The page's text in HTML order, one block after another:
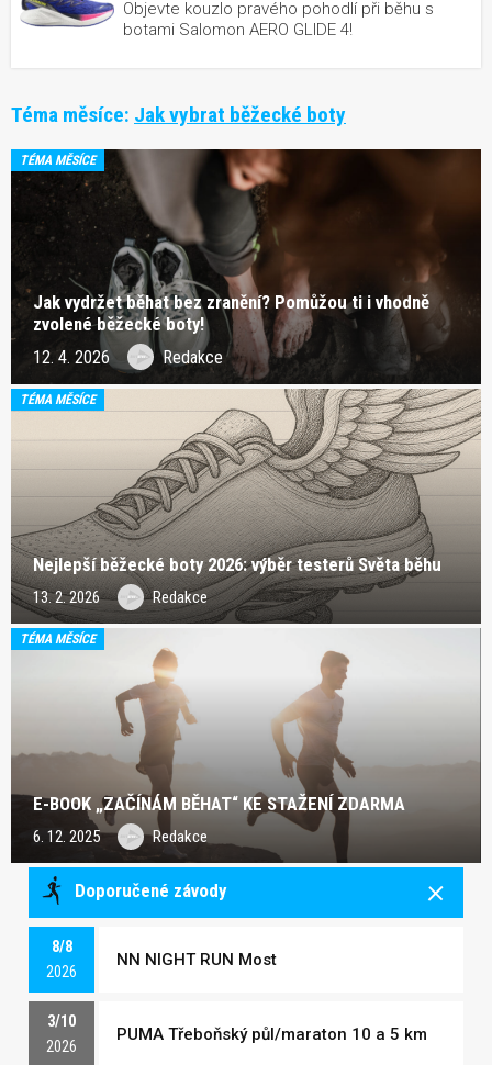
Objevte kouzlo pravého pohodlí při běhu s
botami Salomon AERO GLIDE 4!
Téma měsíce: Jak vybrat běžecké boty
TÉMA MĚSÍCE
Jak vydržet běhat bez zranění? Pomůžou ti i vhodně
zvolené běžecké boty!
12. 4. 2026 Redakce
TÉMA MĚSÍCE
Nejlepší běžecké boty 2026: výběr testerů Světa běhu
13. 2. 2026 Redakce
TÉMA MĚSÍCE
E-BOOK „ZAČÍNÁM BĚHAT“ KE STAŽENÍ ZDARMA
6. 12. 2025 Redakce
Doporučené závody
8/8
2026
NN NIGHT RUN Most
3/10
2026
PUMA Třeboňský půl/maraton 10 a 5 km